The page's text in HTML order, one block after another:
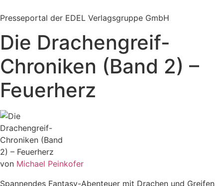
Inhalt
Presseportal der EDEL Verlagsgruppe GmbH
Die Drachengreif-
Chroniken (Band 2) –
Feuerherz
von Michael Peinkofer
Spannendes Fantasy-Abenteuer mit Drachen und Greifen